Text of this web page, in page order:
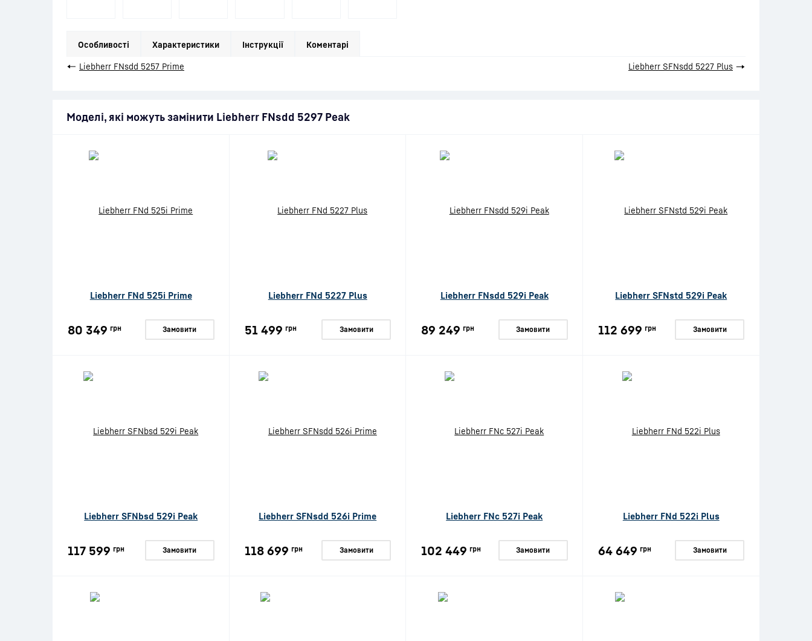
Особливості Характеристики Інструкції Коментарі
← Liebherr FNsdd 5257 Prime Liebherr SFNsdd 5227 Plus →
Моделі, які можуть замінити Liebherr FNsdd 5297 Peak
Liebherr FNd 525i Prime
80 349 грн Замовити
Liebherr FNd 5227 Plus
51 499 грн Замовити
Liebherr FNsdd 529i Peak
89 249 грн Замовити
Liebherr SFNstd 529i Peak
112 699 грн Замовити
Liebherr SFNbsd 529i Peak
117 599 грн Замовити
Liebherr SFNsdd 526i Prime
118 699 грн Замовити
Liebherr FNc 527i Peak
102 449 грн Замовити
Liebherr FNd 522i Plus
64 649 грн Замовити